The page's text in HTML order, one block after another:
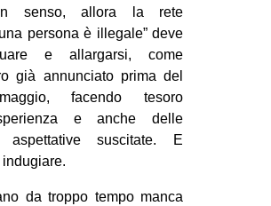
senso, allora la rete
persona è illegale” deve
e allargarsi, come
già annunciato prima del
facendo tesoro
e anche delle
aspettative suscitate. E
da troppo tempo manca